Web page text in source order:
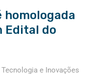
homologada
Edital do
e Inovações